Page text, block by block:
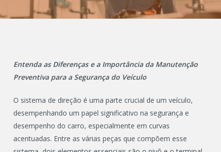
Entenda as Diferenças e a Importância da Manutenção
Preventiva para a Segurança do Veículo
O sistema de direção é uma parte crucial de um veículo,
desempenhando um papel significativo na segurança e
desempenho do carro, especialmente em curvas
acentuadas. Entre as várias peças que compõem esse